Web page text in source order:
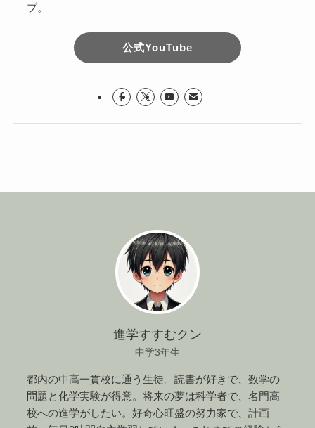
ブ。
公式YouTube
進学すすむクン
中学3年生
都内の中高一貫校に通う生徒。読書が好きで、数学の
問題と化学実験が得意。将来の夢は科学者で、名門高
校への進学がしたい。好奇心旺盛の努力家で、計画